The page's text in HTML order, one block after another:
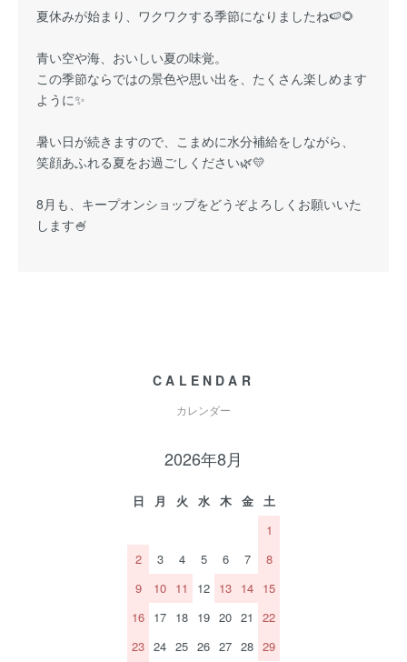
夏休みが始まり、ワクワクする季節になりましたね🍉🌻
青い空や海、おいしい夏の味覚。
この季節ならではの景色や思い出を、たくさん楽しめます
ように✨
暑い日が続きますので、こまめに水分補給をしながら、
笑顔あふれる夏をお過ごしください🌿💛
8月も、キープオンショップをどうぞよろしくお願いいた
します🍧
CALENDAR
カレンダー
2026年8月
日 月 火 水 木 金
土
1
2
3 4 5 6 7
8
9
10 11 12 13 14 15
16 17 18 19 20 21
22
23 24 25 26 27 28 29